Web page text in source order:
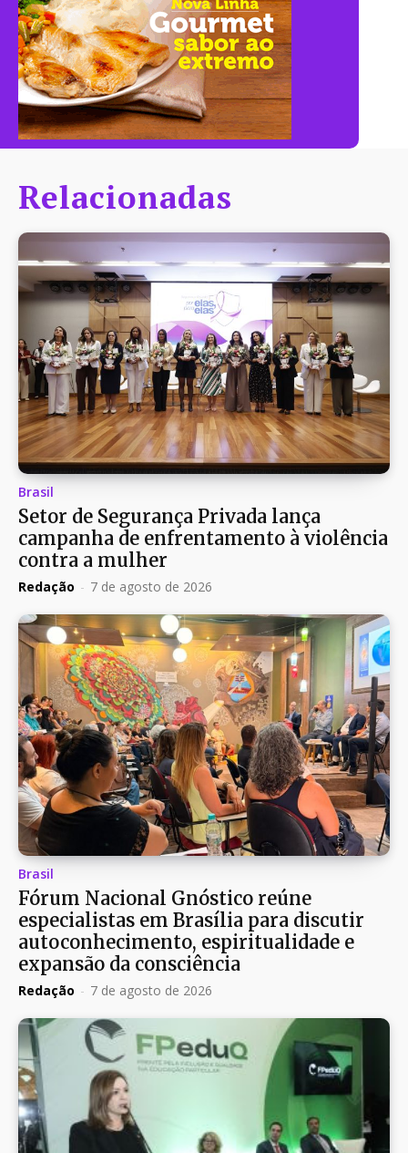
Relacionadas
Brasil
Setor de Segurança Privada lança
campanha de enfrentamento à violência
contra a mulher
Redação - 7 de agosto de 2026
Brasil
Fórum Nacional Gnóstico reúne
especialistas em Brasília para discutir
autoconhecimento, espiritualidade e
expansão da consciência
Redação - 7 de agosto de 2026